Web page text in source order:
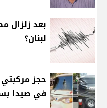
بعد زلزال
لبنان؟
حجز
في صيدا